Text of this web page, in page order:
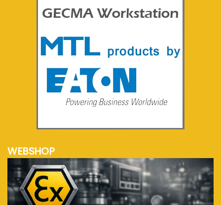
WEBSHOP